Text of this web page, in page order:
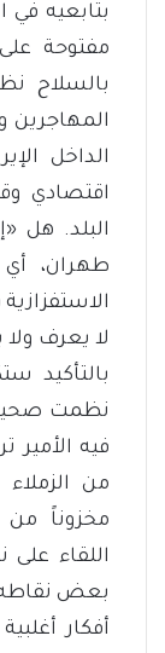
بتابعيه في
مفتوحة
بالسلاح
المهاجرين
الداخل
اقتصادي
البلد. هل
طهران،
لا يعرف ولا
بالتأكيد
نظمت
فيه الأمير
من
مخزوناً
اللقاء
بعض نقاطه،
أفكار